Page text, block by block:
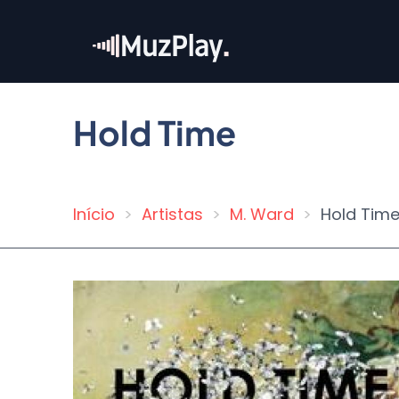
conteúdo
Hold Time
Trilha
navegação
Início Artistas M. Ward Hold Time